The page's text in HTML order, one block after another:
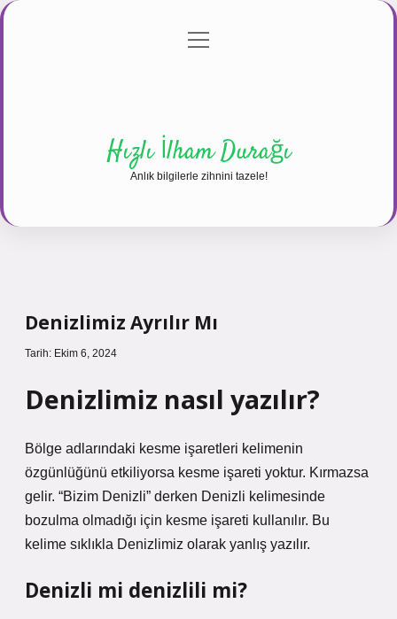
Gizlilik Politikası
menüyü
Hızlı İlham Durağı
Anlık bilgilerle zihnini tazele!
Denizlimiz Ayrılır Mı
Tarih: Ekim 6, 2024
Denizlimiz nasıl yazılır?
Bölge adlarındaki kesme işaretleri kelimenin
özgünlüğünü etkiliyorsa kesme işareti yoktur. Kırmazsa
gelir. “Bizim Denizli” derken Denizli kelimesinde
bozulma olmadığı için kesme işareti kullanılır. Bu
kelime sıklıkla Denizlimiz olarak yanlış yazılır.
Denizli mi denizlili mi?